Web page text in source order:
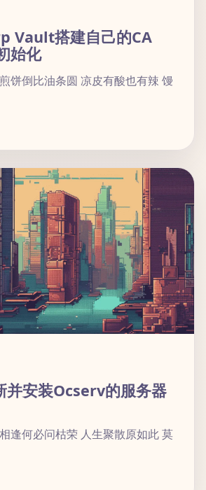
Vault搭建自己的CA
始化
饼倒比油条圆 凉皮有酸也有辣 馒
并安装Ocserv的服务器
逢何必问枯荣 人生聚散原如此 莫